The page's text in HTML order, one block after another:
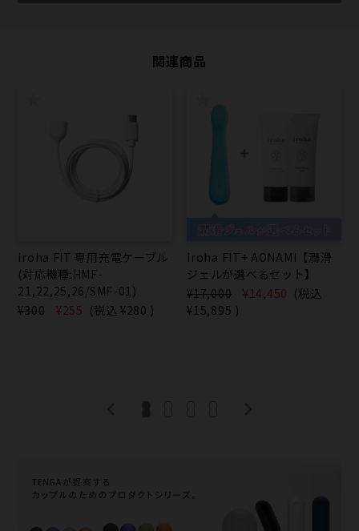
関連商品
iroha FIT 専用充電ケーブル
(対応機種:HMF-
21,22,25,26/SMF-01)
¥300
¥255 (税込 ¥280 )
iroha FIT+ AONAMI【潤滑
ジェルが選べるセット】
¥17,000
¥14,450 (税込
¥15,895 )